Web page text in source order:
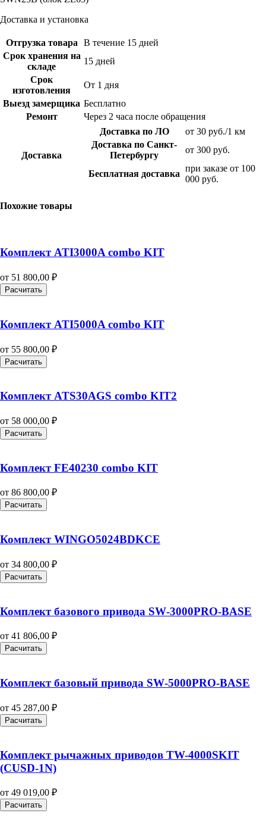
Доставка и установка
Отгрузка товара
В течение 15 дней
Срок хранения на
складе
15 дней
Срок
изготовления
От 1 дня
Выезд замерщика Бесплатно
Ремонт
Через 2 часа после обращения
Доставка
Доставка по ЛО
от 30 руб./1 км
Доставка по Санкт-
Петербургу
от 300 руб.
Бесплатная доставка
при заказе от 100
000 руб.
Похожие товары
Комплект ATI3000A combo KIT
от 51 800,00 ₽
Расчитать
Комплект ATI5000A combo KIT
от 55 800,00 ₽
Расчитать
Комплект ATS30AGS combo KIT2
от 58 000,00 ₽
Расчитать
Комплект FE40230 combo KIT
от 86 800,00 ₽
Расчитать
Комплект WINGO5024BDKCE
от 34 800,00 ₽
Расчитать
Комплект базового привода SW‑3000PRO‑BASE
от 41 806,00 ₽
Расчитать
Комплект базовый привода SW‑5000PRO‑BASE
от 45 287,00 ₽
Расчитать
Комплект рычажных приводов TW-4000SKIT
(CUSD-1N)
от 49 019,00 ₽
Расчитать